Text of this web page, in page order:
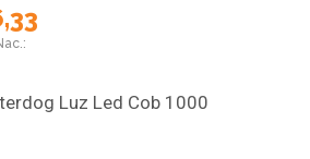
Luz Led Cob 1000